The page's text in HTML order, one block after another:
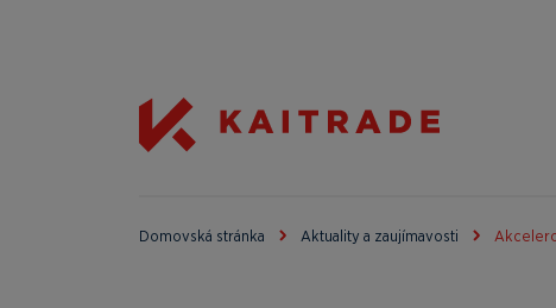
Domovská stránka Aktuality a zaujímavosti